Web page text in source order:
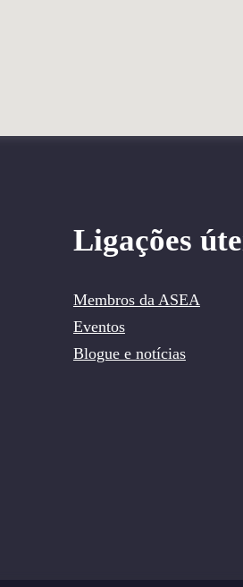
Ligações
Membros da ASEA
Eventos
Blogue e notícias